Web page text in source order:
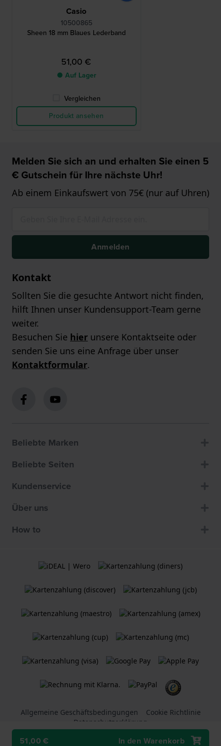
51,00 € In den Warenkorb
Casio
10500865
Sheen 18 mm Blaues Lederband
51,00 €
● Auf Lager
Vergleichen
Produkt ansehen
Melden Sie sich an und erhalten Sie einen 5
€ Gutschein für Ihre nächste Uhr!
Ab einem Einkaufswert von 75€ (nur auf Uhren)
Anmelden
Kontakt
Sollten Sie die gesuchte Antwort nicht finden,
hilft Ihnen unser Kundensupport-Team gerne
weiter.
Besuchen Sie hier unsere Kontaktseite oder
senden Sie uns eine Anfrage über unser
Kontaktformular.
Beliebte Marken
Beliebte Seiten
Kundenservice
Über uns
How to
Allgemeine Geschäftsbedingungen
Cookie Richtlinie
Datenschutzerklärung
Ein Holland Watch Group B.V. Webshop